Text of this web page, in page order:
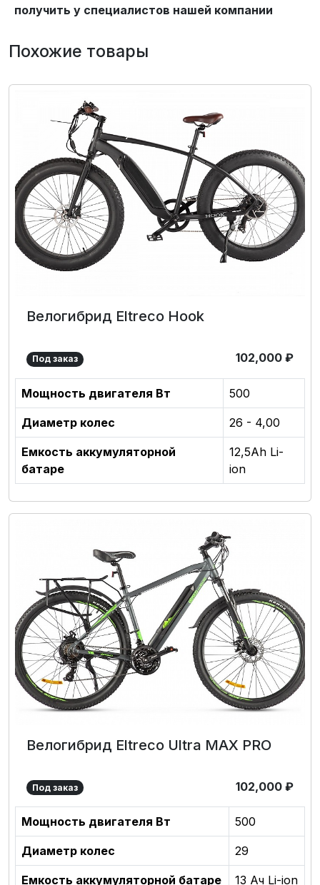
получить у специалистов нашей компании
Похожие товары
Велогибрид Eltreco Hook
Под заказ 102,000 ₽
Мощность двигателя Вт 500
Диаметр колес 26 - 4,00
Емкость аккумуляторной
батаре
12,5Аh Li-
ion
Велогибрид Eltreco Ultra MAX PRO
Под заказ 102,000 ₽
Мощность двигателя Вт 500
Диаметр колес 29
Емкость аккумуляторной батаре 13 Ач Li-ion